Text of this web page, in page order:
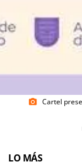
photo_camera Cartel
LO MÁS